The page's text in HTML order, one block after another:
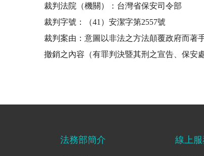
裁判法院（機關）：台灣省保安司令部
裁判字號：（41）安潔字第2557號
裁判案由：意圖以非法之方法顛覆政府而著
撤銷之內容（有罪判決暨其刑之宣告、保安
法務部簡介 線上服